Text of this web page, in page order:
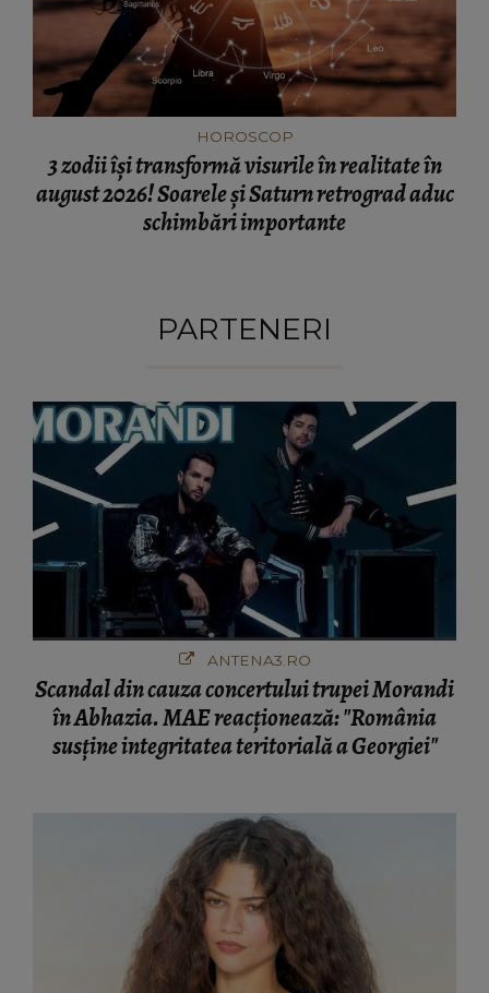
HOROSCOP
3 zodii își transformă visurile în realitate în
august 2026! Soarele și Saturn retrograd aduc
schimbări importante
PARTENERI
ANTENA3.RO
Scandal din cauza concertului trupei Morandi
în Abhazia. MAE reacționează: "România
susține integritatea teritorială a Georgiei"